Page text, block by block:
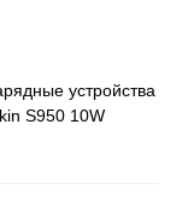
устройства
S950 10W